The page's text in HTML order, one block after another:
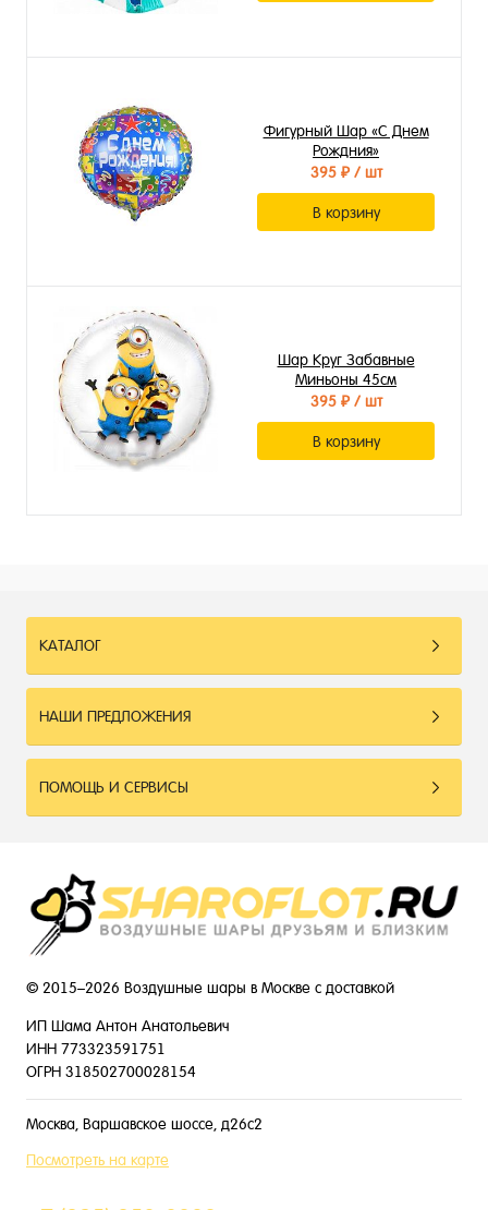
Фигурный Шар «С Днем
Рождния»
395 ₽/ шт
В корзину
Шар Круг Забавные
Миньоны 45см
395 ₽/ шт
В корзину
КАТАЛОГ
НАШИ ПРЕДЛОЖЕНИЯ
ПОМОЩЬ И СЕРВИСЫ
© 2015–2026 Воздушные шары в Москве с доставкой
ИП Шама Антон Анатольевич
ИНН 773323591751
ОГРН 318502700028154
Москва, Варшавское шоссе, д26с2
Посмотреть на карте